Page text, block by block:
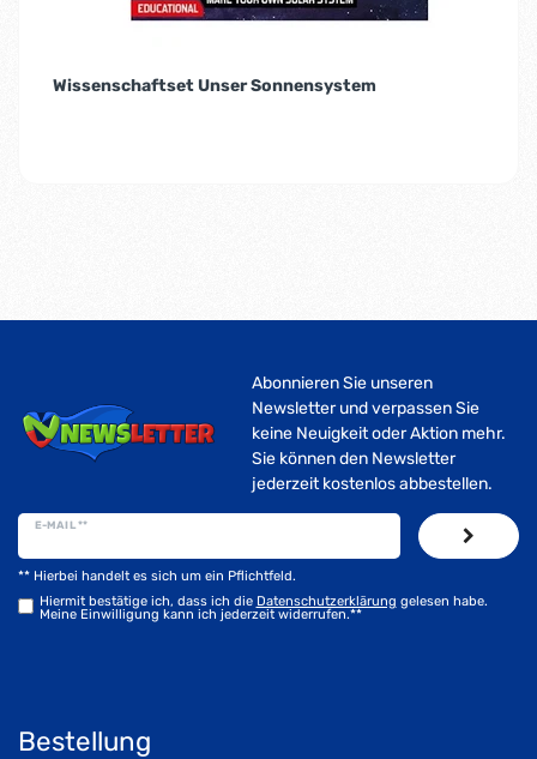
Wissenschaftset Unser Sonnensystem
Abonnieren Sie unseren
Newsletter und verpassen Sie
keine Neuigkeit oder Aktion mehr.
Sie können den Newsletter
jederzeit kostenlos abbestellen.
E-MAIL **
Hiermit bestätige ich, dass ich die Daten­schutz­erklärung gelesen habe.
Meine Einwilligung kann ich jederzeit widerrufen.**
** Hierbei handelt es sich um ein Pflichtfeld.
Bestellung